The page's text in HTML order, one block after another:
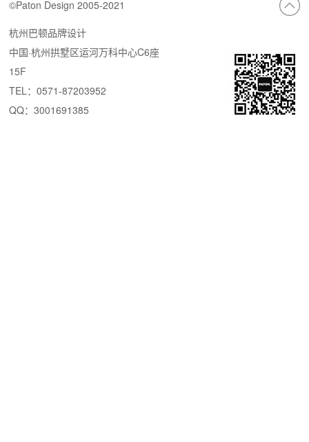
©Paton Design 2005-2021
杭州巴顿品牌设计
中国·杭州拱墅区运河万科中心C6座
15F
TEL：0571-87203952
QQ：3001691385